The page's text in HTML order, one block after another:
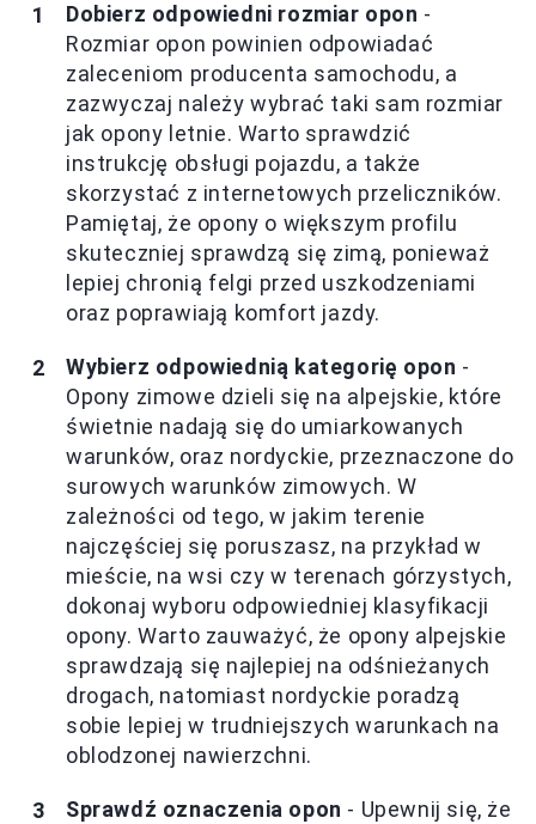
Dobierz odpowiedni rozmiar opon -
Rozmiar opon powinien odpowiadać
zaleceniom producenta samochodu, a
zazwyczaj należy wybrać taki sam rozmiar
jak opony letnie. Warto sprawdzić
instrukcję obsługi pojazdu, a także
skorzystać z internetowych przeliczników.
Pamiętaj, że opony o większym profilu
skuteczniej sprawdzą się zimą, ponieważ
lepiej chronią felgi przed uszkodzeniami
oraz poprawiają komfort jazdy.
Wybierz odpowiednią kategorię opon -
Opony zimowe dzieli się na alpejskie, które
świetnie nadają się do umiarkowanych
warunków, oraz nordyckie, przeznaczone do
surowych warunków zimowych. W
zależności od tego, w jakim terenie
najczęściej się poruszasz, na przykład w
mieście, na wsi czy w terenach górzystych,
dokonaj wyboru odpowiedniej klasyfikacji
opony. Warto zauważyć, że opony alpejskie
sprawdzają się najlepiej na odśnieżanych
drogach, natomiast nordyckie poradzą
sobie lepiej w trudniejszych warunkach na
oblodzonej nawierzchni.
Sprawdź oznaczenia opon - Upewnij się, że